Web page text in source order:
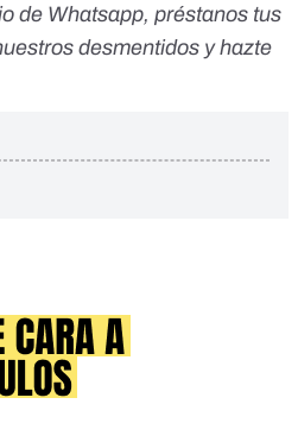
de Whatsapp, préstanos tus
desmentidos yhazte